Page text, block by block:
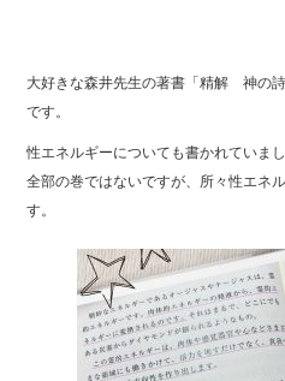
a
e
b
o
k
wi
er
n
大好きな森井先生の著書「精解 神の
です。
性エネルギーについても書かれていま
全部の巻ではないですが、所々性エネ
す。